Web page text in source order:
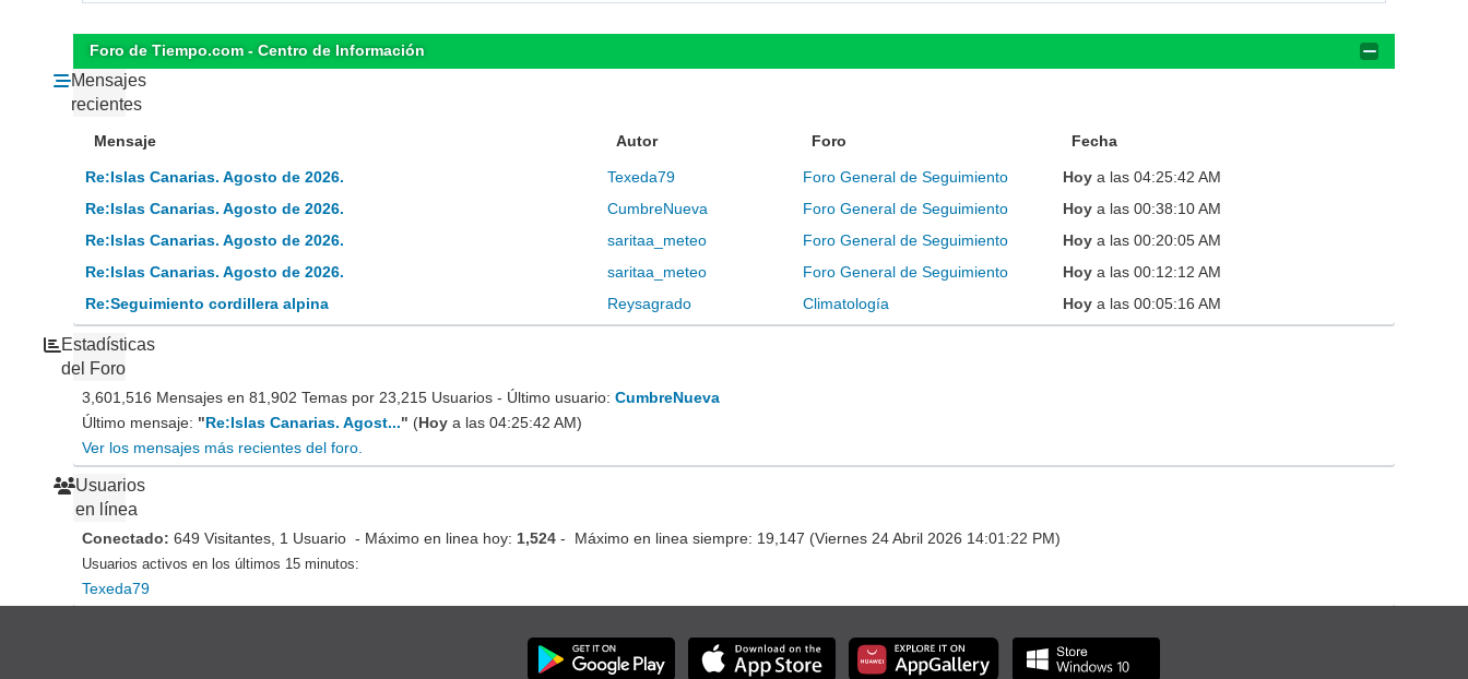
Foro de Tiempo.com - Centro de Información
Mensajes
recientes
Mensaje Autor Foro Fecha
Re:Islas Canarias. Agosto de 2026. Texeda79 Foro General de Seguimiento Hoy a las 04:25:42 AM
Re:Islas Canarias. Agosto de 2026.
CumbreNueva Foro General de Seguimiento Hoy a las 00:38:10 AM
Re:Islas Canarias. Agosto de 2026.
saritaa_meteo Foro General de Seguimiento Hoy a las 00:20:05 AM
Re:Islas Canarias. Agosto de 2026.
saritaa_meteo Foro General de Seguimiento Hoy a las 00:12:12 AM
Re:Seguimiento cordillera alpina
Reysagrado Climatología Hoy a las 00:05:16 AM
Estadísticas
del Foro
3,601,516 Mensajes en 81,902 Temas por 23,215 Usuarios - Último usuario:CumbreNueva
Último mensaje: "Re:Islas Canarias. Agost..." (Hoy a las 04:25:42 AM)
Ver los mensajes más recientes del foro.
Usuarios
en línea
Conectado:649 Visitantes, 1 Usuario - Máximo en linea hoy: 1,524 - Máximo en linea siempre: 19,147 (Viernes 24 Abril 2026 14:01:22 PM)
Usuarios activos en los últimos 15 minutos:
Texeda79